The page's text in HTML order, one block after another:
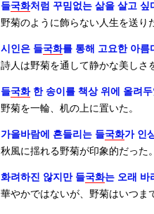
들국화처럼 꾸밈없는 삶을 살고 싶
野菊のように飾らない人生を送り
시인은 들국화를 통해 고요한 아름
詩人は野菊を通して静かな美しさ
들국화한 송이를 책상 위에 올려두
野菊を一輪、机の上に置いた。
가을바람에 흔들리는 들국화가 인
秋風に揺れる野菊が印象的だった。
화려하진 않지만 들국화는 오래 바
華やかではないが、野菊はいつま